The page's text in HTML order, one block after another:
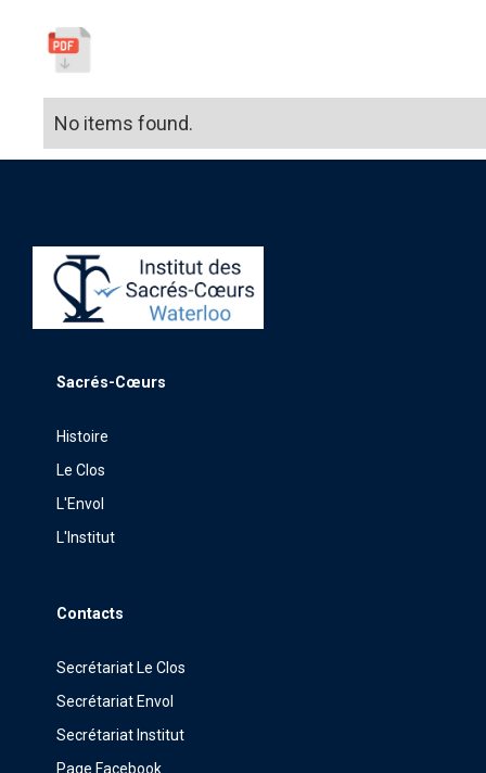
No items found.
Sacrés-Cœurs
Histoire
Le Clos
L'Envol
L'Institut
Contacts
Secrétariat Le Clos
Secrétariat Envol
Secrétariat Institut
Page Facebook